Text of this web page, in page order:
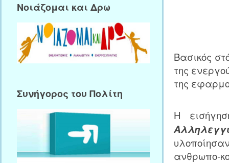
Βασικός
της
της
Η
ανθρωπο-
Νοιάζομαι και Δρω
Συνήγορος του Πολίτη